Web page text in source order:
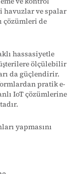
havuzlar ve spalar
çözümleri de
hassasiyetle
ölçülebilir
da güçlendirir.
pratik e-
IoT çözümlerine
yapmasını